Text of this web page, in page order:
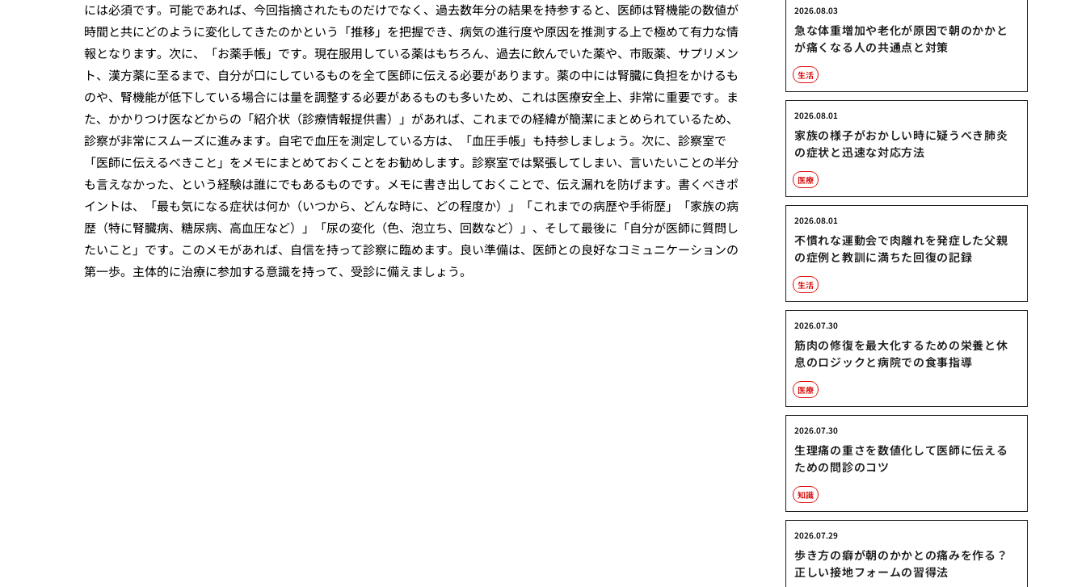
には必須です。可能であれば、今回指摘されたものだけでなく、過去数年分の結果を持参すると、医師は腎機能の数値が
時間と共にどのように変化してきたのかという「推移」を把握でき、病気の進行度や原因を推測する上で極めて有力な情
報となります。次に、「お薬手帳」です。現在服用している薬はもちろん、過去に飲んでいた薬や、市販薬、サプリメン
ト、漢方薬に至るまで、自分が口にしているものを全て医師に伝える必要があります。薬の中には腎臓に負担をかけるも
のや、腎機能が低下している場合には量を調整する必要があるものも多いため、これは医療安全上、非常に重要です。ま
た、かかりつけ医などからの「紹介状（診療情報提供書）」があれば、これまでの経緯が簡潔にまとめられているため、
診察が非常にスムーズに進みます。自宅で血圧を測定している方は、「血圧手帳」も持参しましょう。次に、診察室で
「医師に伝えるべきこと」をメモにまとめておくことをお勧めします。診察室では緊張してしまい、言いたいことの半分
も言えなかった、という経験は誰にでもあるものです。メモに書き出しておくことで、伝え漏れを防げます。書くべきポ
イントは、「最も気になる症状は何か（いつから、どんな時に、どの程度か）」「これまでの病歴や手術歴」「家族の病
歴（特に腎臓病、糖尿病、高血圧など）」「尿の変化（色、泡立ち、回数など）」、そして最後に「自分が医師に質問し
たいこと」です。このメモがあれば、自信を持って診察に臨めます。良い準備は、医師との良好なコミュニケーションの
第一歩。主体的に治療に参加する意識を持って、受診に備えましょう。
急な体重増加や老化が原因で朝のかかと
が痛くなる人の共通点と対策
2026.08.03
生活
家族の様子がおかしい時に疑うべき肺炎
の症状と迅速な対応方法
2026.08.01
医療
不慣れな運動会で肉離れを発症した父親
の症例と教訓に満ちた回復の記録
2026.08.01
生活
筋肉の修復を最大化するための栄養と休
息のロジックと病院での食事指導
2026.07.30
医療
生理痛の重さを数値化して医師に伝える
ための問診のコツ
2026.07.30
知識
歩き方の癖が朝のかかとの痛みを作る？
正しい接地フォームの習得法
2026.07.29